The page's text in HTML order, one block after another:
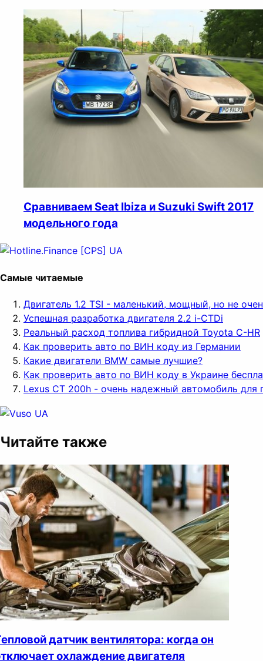
Сравниваем Seat Ibiza и Suzuki Swift 2017
модельного года
Самые читаемые
Двигатель 1.2 TSI - маленький, мощный, но не
Успешная разработка двигателя 2.2 i-CTDi
Реальный расход топлива гибридной Toyota C-HR
Как проверить авто по ВИН коду из Германии
Какие двигатели BMW самые лучшие?
Как проверить авто по ВИН коду в Украине
Lexus CT 200h - очень надежный автомобиль для
Читайте также
датчик вентилятора: когда он
охлаждение двигателя